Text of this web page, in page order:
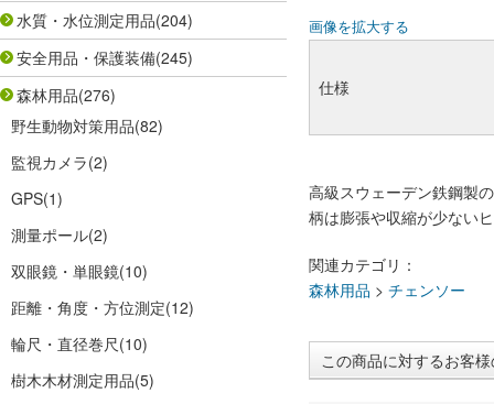
水質・水位測定用品(204)
安全用品・保護装備(245)
森林用品(276)
野生動物対策用品(82)
監視カメラ(2)
GPS(1)
測量ポール(2)
双眼鏡・単眼鏡(10)
距離・角度・方位測定(12)
輪尺・直径巻尺(10)
樹木木材測定用品(5)
画像を拡大する
仕様
高級スウェーデン鉄鋼製
柄は膨張や収縮が少ない
関連カテゴリ：
森林用品 > チェンソー
この商品に対するお客